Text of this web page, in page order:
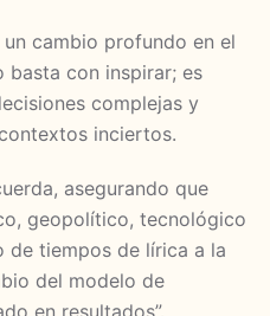
cambio profundo en el
basta con inspirar; es
complejas y
inciertos.
asegurando que
geopolítico, tecnológico
de tiempos de lírica a la
del modelo de
en resultados”.